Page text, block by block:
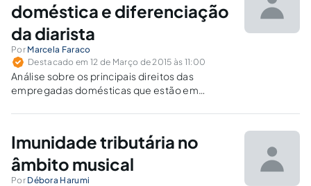
doméstica e diferenciação
da diarista
Por Marcela Faraco
Destacado em 12 de Março de 2015 às 11:00
Análise sobre os principais direitos das
empregadas domésticas que estão em
de emprego.
Imunidade tributária no
âmbito musical
Por Débora Harumi